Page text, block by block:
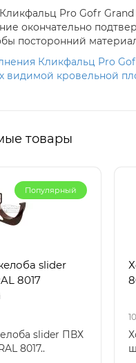
Pro Gofr Grand
окончательно
посторонний
Кликфальц Pro
видимой кровельной
товары
Популярный
slider
8017
slider ПВХ
8017..